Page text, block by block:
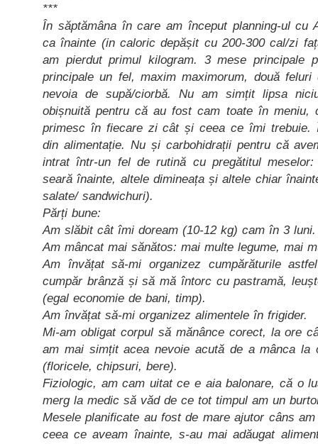
***
În săptămâna în care am început planning-ul cu
ca înainte (in caloric depășit cu 200-300 cal/zi
am pierdut primul kilogram. 3 mese principale
principale un fel, maxim maximorum, două feluri
nevoia de supă/ciorbă. Nu am simțit lipsa
obișnuită pentru că au fost cam toate în meniu,
primesc în fiecare zi cât și ceea ce îmi trebuie.
din alimentație. Nu și carbohidrații pentru că
intrat într-un fel de rutină cu pregătitul
seară înainte, altele dimineața și altele chiar
salate/ sandwichuri).
Părți bune:
Am slăbit cât îmi doream (10-12 kg) cam în 3 luni.
Am mâncat mai sănătos: mai multe legume, mai
Am învățat să-mi organizez cumpărăturile
cumpăr brânză și să mă întorc cu pastramă,
(egal economie de bani, timp).
Am învățat să-mi organizez alimentele în frigider.
Mi-am obligat corpul să mănânce corect, la ore
am mai simțit acea nevoie acută de a mânca la
(floricele, chipsuri, bere).
Fiziologic, am cam uitat ce e aia balonare, că o
merg la medic să văd de ce tot timpul am un
Mesele planificate au fost de mare ajutor câns
ceea ce aveam înainte, s-au mai adăugat